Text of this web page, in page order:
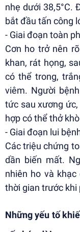
nhẹ dưới 38,5°C.
bắt đầu tấn công
- Giai đoạn toàn
Cơn ho trở nên
khan, rát họng,
có thể trong,
viêm. Người
tức sau xương
hợp có thể thở
- Giai đoạn lui
Các triệu chứng
dần biến mất.
nhiên ho và
thời gian trước khi
Những yếu tố